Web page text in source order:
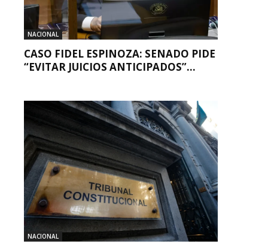
NACIONAL
CASO FIDEL ESPINOZA: SENADO PIDE
“EVITAR JUICIOS ANTICIPADOS”...
NACIONAL